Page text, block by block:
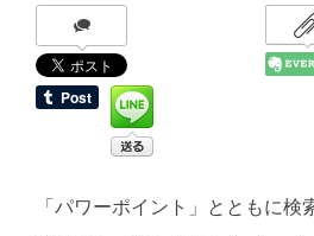
「パワーポイント」とともに検